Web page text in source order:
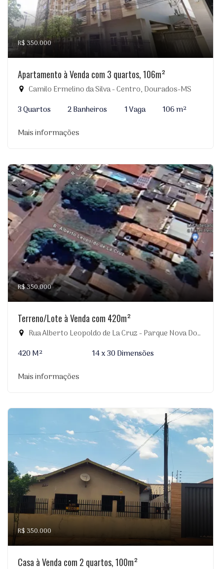
R$ 350.000
Apartamento à Venda com 3 quartos, 106m²
Camilo Ermelino da Silva - Centro, Dourados-MS
3 Quartos
2 Banheiros 1 Vaga
106 m²
Mais informações
R$ 350.000
Terreno/Lote à Venda com 420m²
Rua Alberto Leopoldo de La Cruz - Parque Nova Dourados, Dourados-MS
420 M²
14 x 30 Dimensões
Mais informações
R$ 350.000
Casa à Venda com 2 quartos, 100m²